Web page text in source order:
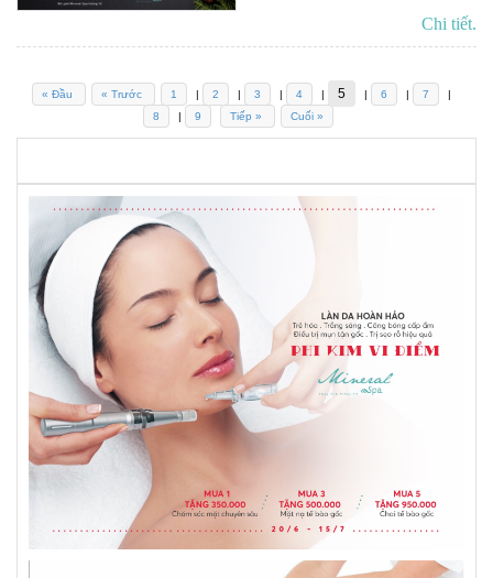
Chi tiết.
« Đầu « Trước 1 | 2 | 3 | 4 | 5 | 6 | 7
|
8
| 9 Tiếp » Cuối »